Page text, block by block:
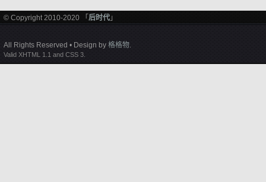
© Copyright 2010-2020 「 后时代 」
All Rights Reserved • Design by 格格物.
Valid XHTML 1.1 and CSS 3.